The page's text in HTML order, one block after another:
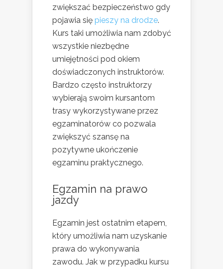
zwiększać bezpieczeństwo gdy
pojawia się pieszy na drodze.
Kurs taki umożliwia nam zdobyć
wszystkie niezbędne
umiejętności pod okiem
doświadczonych instruktorów.
Bardzo często instruktorzy
wybierają swoim kursantom
trasy wykorzystywane przez
egzaminatorów co pozwala
zwiększyć szansę na
pozytywne ukończenie
egzaminu praktycznego.
Egzamin na prawo
jazdy
Egzamin jest ostatnim etapem,
który umożliwia nam uzyskanie
prawa do wykonywania
zawodu. Jak w przypadku kursu